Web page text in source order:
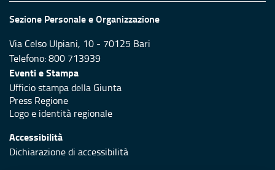
Sezione Personale e Organizzazione
Via Celso Ulpiani, 10 - 70125 Bari
Telefono: 800 713939
Eventi e Stampa
Ufficio stampa della Giunta
Press Regione
Logo e identità regionale
Accessibilità
Dichiarazione di accessibilità